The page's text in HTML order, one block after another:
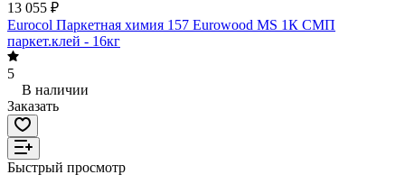
13 055 ₽
Eurocol Паркетная химия 157 Eurowood MS 1К СМП
паркет.клей - 16кг
5
В наличии
Заказать
Быстрый просмотр